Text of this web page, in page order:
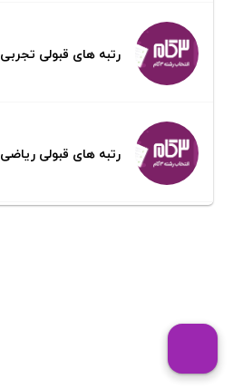
رتبه های قبولی تجربی 97
رتبه های قبولی ریاضی 97